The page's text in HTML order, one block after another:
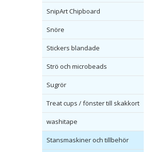
SnipArt Chipboard
Snöre
Stickers blandade
Strö och microbeads
Sugrör
Treat cups / fönster till skakkort
washitape
Stansmaskiner och tillbehör